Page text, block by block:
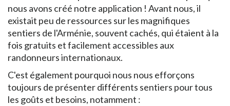
nous avons créé notre application ! Avant nous, il
existait peu de ressources sur les magnifiques
sentiers de l'Arménie, souvent cachés, qui étaient à la
fois gratuits et facilement accessibles aux
randonneurs internationaux.
C'est également pourquoi nous nous efforçons
toujours de présenter différents sentiers pour tous
les goûts et besoins, notamment :